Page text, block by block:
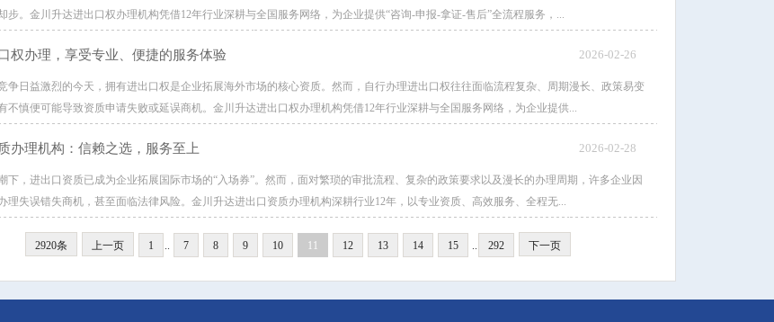
步。金川升达进出口权办理机构凭借12年行业深耕与全国服务网络，为企业提供“咨询-申报-拿证-售后”全流程服务，...
权办理，享受专业、便捷的服务体验 2026-02-26
争日益激烈的今天，拥有进出口权是企业拓展海外市场的核心资质。然而，自行办理进出口权往往面临流程复杂、周期漫长、政策易变
不慎便可能导致资质申请失败或延误商机。金川升达进出口权办理机构凭借12年行业深耕与全国服务网络，为企业提供...
办理机构：信赖之选，服务至上 2026-02-28
下，进出口资质已成为企业拓展国际市场的“入场券”。然而，面对繁琐的审批流程、复杂的政策要求以及漫长的办理周期，许多企业因
理失误错失商机，甚至面临法律风险。金川升达进出口资质办理机构深耕行业12年，以专业资质、高效服务、全程无...
2920条 上一页 1 .. 7 8 9 10 11 12 13 14 15 .. 292 下一页